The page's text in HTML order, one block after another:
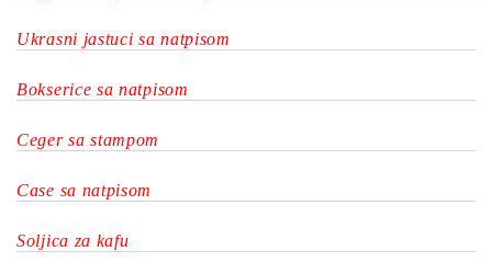
Ukrasni jastuci sa natpisom
Bokserice sa natpisom
Ceger sa stampom
Case sa natpisom
Soljica za kafu